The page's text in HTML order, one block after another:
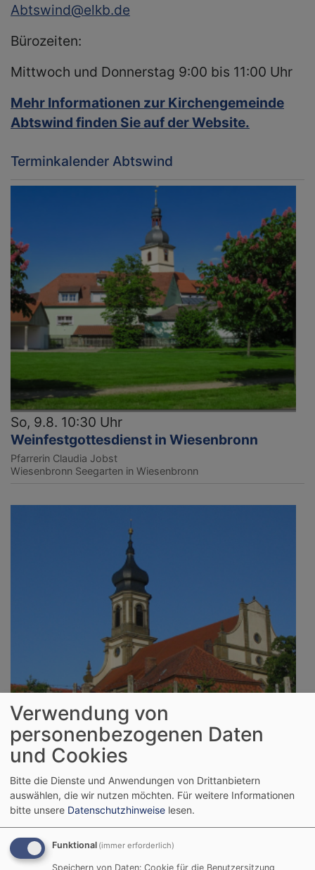
Abtswind@elkb.de
Bürozeiten:
Mittwoch und Donnerstag 9:00 bis 11:00 Uhr
Mehr Informationen zur Kirchengemeinde
Abtswind finden Sie auf der Website.
Terminkalender Abtswind
So, 9.8. 10:30 Uhr
Weinfestgottesdienst in Wiesenbronn
Pfarrerin Claudia Jobst
Wiesenbronn Seegarten in Wiesenbronn
So, 9.8. 18 Uhr
Abendgottesdienst in Castell
Castell St. Johannes-Kirche Castell
Verwendung von
personenbezogenen Daten
und Cookies
Bitte die Dienste und Anwendungen von Drittanbietern
auswählen, die wir nutzen möchten. Für weitere Informationen
bitte unsere Datenschutzhinweise lesen.
Funktional (immer erforderlich)
Speichern von Daten: Cookie für die Benutzersitzung